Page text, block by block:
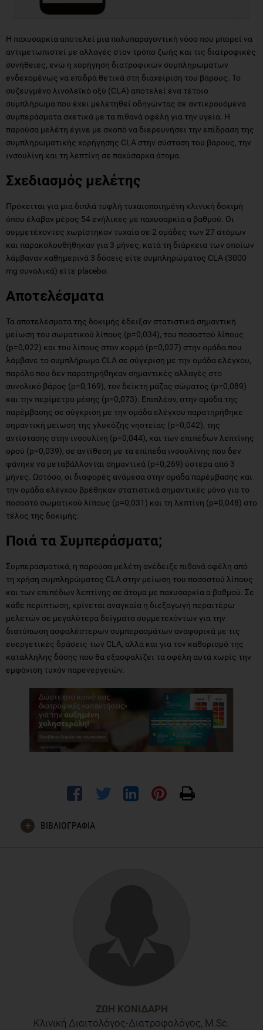
Η παχυσαρκία αποτελεί μια πολυπαραγοντική νόσο που μπορεί να
αντιμετωπιστεί με αλλαγές στον τρόπο ζωής και τις διατροφικές
συνήθειες, ενώ η χορήγηση διατροφικών συμπληρωμάτων
ενδεχομένως να επιδρά θετικά στη διαχείριση του βάρους. Το
συζευγμένο λινολεϊκό οξύ (CLA) αποτελεί ένα τέτοιο
συμπλήρωμα που έχει μελετηθεί οδηγώντας σε αντικρουόμενα
συμπεράσματα σχετικά με τα πιθανά οφέλη για την υγεία. Η
παρούσα μελέτη έγινε με σκοπό να διερευνήσει την επίδραση της
συμπληρωματικής χορήγησης CLA στην σύσταση του βάρους, την
ινσουλίνη και τη λεπτίνη σε παχύσαρκα άτομα.
Σχεδιασμός μελέτης
Πρόκειται για μια διπλά τυφλή τυχαιοποιημένη κλινική δοκιμή
όπου έλαβαν μέρος 54 ενήλικες με παχυσαρκία α βαθμού. Οι
συμμετέχοντες χωρίστηκαν τυχαία σε 2 ομάδες των 27 ατόμων
και παρακολουθήθηκαν για 3 μήνες, κατά τη διάρκεια των οποίων
λάμβαναν καθημερινά 3 δόσεις είτε συμπληρώματος CLA (3000
mg συνολικά) είτε placebo.
Αποτελέσματα
Τα αποτελέσματα της δοκιμής έδειξαν στατιστικά σημαντική
μείωση του σωματικού λίπους (p=0,034), του ποσοστού λίπους
(p=0,022) και του λίπους στον κορμό (p=0,027) στην ομάδα που
λάμβανε το συμπλήρωμα CLA σε σύγκριση με την ομάδα ελέγχου,
παρόλο που δεν παρατηρήθηκαν σημαντικές αλλαγές στο
συνολικό βάρος (p=0,169), τον δείκτη μάζας σώματος (p=0,089)
και την περίμετρο μέσης (p=0,073). Επιπλέον, στην ομάδα της
παρέμβασης σε σύγκριση με την ομάδα ελέγχου παρατηρήθηκε
σημαντική μείωση της γλυκόζης νηστείας (p=0,042), της
αντίστασης στην ινσουλίνη (p=0,044), και των επιπέδων λεπτίνης
ορού (p=0,039), σε αντίθεση με τα επίπεδα ινσουλίνης που δεν
φάνηκε να μεταβάλλονται σημαντικά (p=0,269) ύστερα από 3
μήνες. Ωστόσο, οι διαφορές ανάμεσα στην ομάδα παρέμβασης και
την ομάδα ελέγχου βρέθηκαν στατιστικά σημαντικές μόνο για το
ποσοστό σωματικού λίπους (p=0,031) και τη λεπτίνη (p=0,048) στο
τέλος της δοκιμής.
Ποιά τα Συμπεράσματα;
Συμπερασματικά, η παρούσα μελέτη ανέδειξε πιθανά οφέλη από
τη χρήση συμπληρώματος CLA στην μείωση του ποσοστού λίπους
και των επιπέδων λεπτίνης σε άτομα με παχυσαρκία α βαθμού. Σε
κάθε περίπτωση, κρίνεται αναγκαία η διεξαγωγή περαιτέρω
μελετών σε μεγαλύτερα δείγματα συμμετεχόντων για την
διατύπωση ασφαλέστερων συμπερασμάτων αναφορικά με τις
ευεργετικές δράσεις των CLA, αλλά και για τον καθορισμό της
κατάλληλης δόσης που θα εξασφαλίζει τα οφέλη αυτά χωρίς την
εμφάνιση τυχόν παρενεργειών.
ΒΙΒΛΙΟΓΡΑΦΙΑ
ΖΩΉ ΚΟΝΙΔΆΡΗ
Κλινική Διαιτολόγος-Διατροφολόγος, M.Sc.